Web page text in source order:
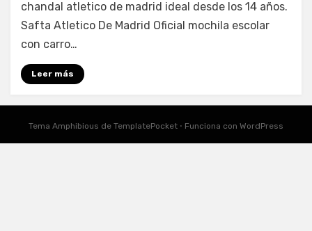
chandal atletico de madrid ideal desde los 14 años.
Safta Atletico De Madrid Oficial mochila escolar
con carro…
Leer más
Tema Amphibious de TemplatePocket ⋅ Funciona con WordPress